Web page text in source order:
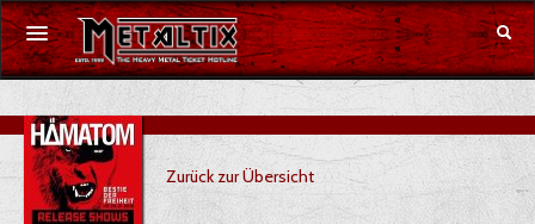
Konzerte
Festivals Zurück zur Übersicht